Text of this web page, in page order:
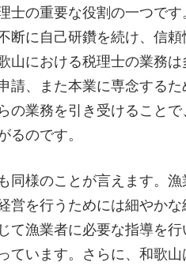
士の重要な役割の一つで
断に自己研鑽を続け、信
山における税理士の業務
請、また本業に専念する
の業務を引き受けること
るのです。
同様のことが言えます。
営を行うためには細やか
て漁業者に必要な指導を
ています。さらに、和歌